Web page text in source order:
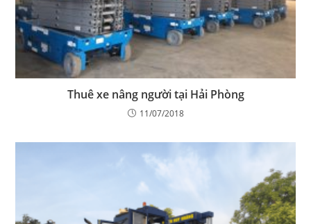
Thuê xe nâng người tại Hải Phòng
11/07/2018